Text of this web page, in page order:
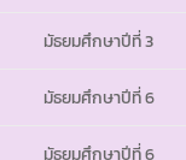
มัธยมศึกษาปีที่ 3
มัธยมศึกษาปีที่ 6
มัธยมศึกษาปีที่ 6